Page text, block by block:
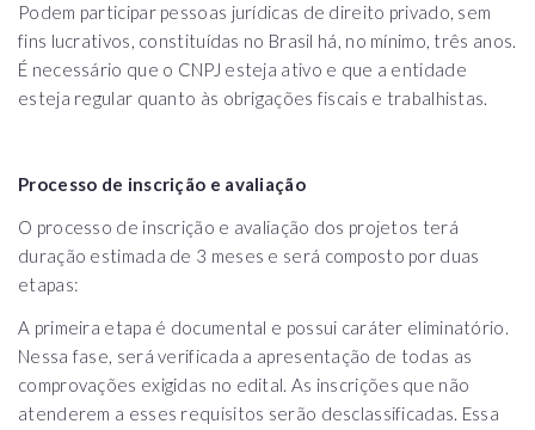
Podem participar pessoas jurídicas de direito privado, sem
fins lucrativos, constituídas no Brasil há, no mínimo, três anos.
É necessário que o CNPJ esteja ativo e que a entidade
esteja regular quanto às obrigações fiscais e trabalhistas.
Processo de inscrição e avaliação
O processo de inscrição e avaliação dos projetos terá
duração estimada de 3 meses e será composto por duas
etapas:
A primeira etapa é documental e possui caráter eliminatório.
Nessa fase, será verificada a apresentação de todas as
comprovações exigidas no edital. As inscrições que não
atenderem a esses requisitos serão desclassificadas. Essa